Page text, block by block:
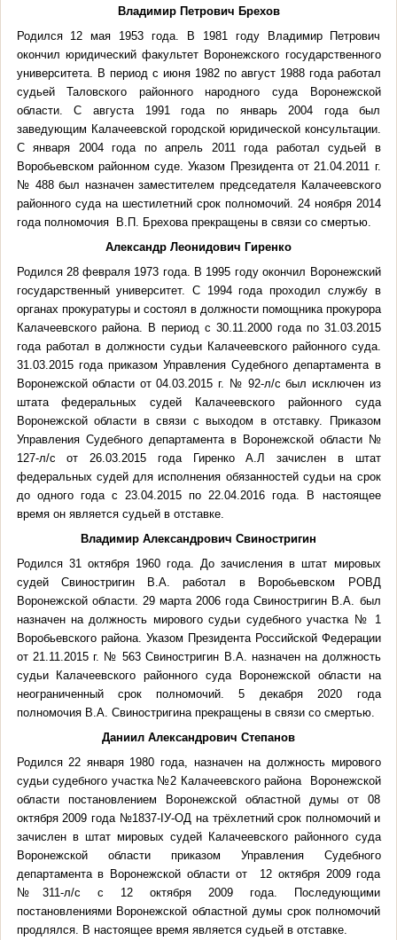
Владимир Петрович Брехов
Родился 12 мая 1953 года. В 1981 году Владимир Петрович
окончил юридический факультет Воронежского государственного
университета. В период с июня 1982 по август 1988 года работал
судьей Таловского районного народного суда Воронежской
области. С августа 1991 года по январь 2004 года был
заведующим Калачеевской городской юридической консультации.
С января 2004 года по апрель 2011 года работал судьей в
Воробьевском районном суде. Указом Президента от 21.04.2011 г.
№ 488 был назначен заместителем председателя Калачеевского
районного суда на шестилетний срок полномочий. 24 ноября 2014
года полномочия В.П. Брехова прекращены в связи со смертью.
Александр Леонидович Гиренко
Родился 28 февраля 1973 года. В 1995 году окончил Воронежский
государственный университет. С 1994 года проходил службу в
органах прокуратуры и состоял в должности помощника прокурора
Калачеевского района. В период с 30.11.2000 года по 31.03.2015
года работал в должности судьи Калачеевского районного суда.
31.03.2015 года приказом Управления Судебного департамента в
Воронежской области от 04.03.2015 г. № 92-л/с был исключен из
штата федеральных судей Калачеевского районного суда
Воронежской области в связи с выходом в отставку. Приказом
Управления Судебного департамента в Воронежской области №
127-л/с от 26.03.2015 года Гиренко А.Л зачислен в штат
федеральных судей для исполнения обязанностей судьи на срок
до одного года с 23.04.2015 по 22.04.2016 года. В настоящее
время он является судьей в отставке.
Владимир Александрович Свиностригин
Родился 31 октября 1960 года. До зачисления в штат мировых
судей Свиностригин В.А. работал в Воробьевском РОВД
Воронежской области. 29 марта 2006 года Свиностригин В.А. был
назначен на должность мирового судьи судебного участка № 1
Воробьевского района. Указом Президента Российской Федерации
от 21.11.2015 г. № 563 Свиностригин В.А. назначен на должность
судьи Калачеевского районного суда Воронежской области на
неограниченный срок полномочий. 5 декабря 2020 года
полномочия В.А. Свиностригина прекращены в связи со смертью.
Даниил Александрович Степанов
Родился 22 января 1980 года, назначен на должность мирового
судьи судебного участка №2 Калачеевского района Воронежской
области постановлением Воронежской областной думы от 08
октября 2009 года №1837-IУ-ОД на трёхлетний срок полномочий и
зачислен в штат мировых судей Калачеевского районного суда
Воронежской области приказом Управления Судебного
департамента в Воронежской области от 12 октября 2009 года
№311-л/с с 12 октября 2009 года. Последующими
постановлениями Воронежской областной думы срок полномочий
продлялся. В настоящее время является судьей в отставке.